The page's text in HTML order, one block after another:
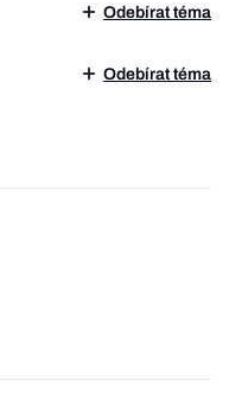
Odebírat téma
Odebírat téma